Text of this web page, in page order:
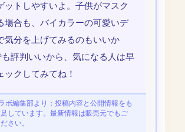
ットしやすいよ。子供がマスク
場合も、バイカラーの可愛いデ
気分を上げてみるのもいいか
も評判いいから、気になる人は早
ックしてみてね！
ボ編集部より：投稿内容と公開情報をも
足しています。最新情報は販売元でもご
さい。